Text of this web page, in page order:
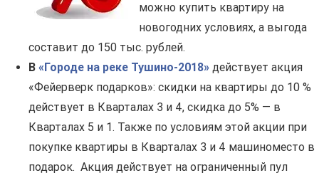
можно купить квартиру на
новогодних условиях, а выгода
составит до 150 тыс. рублей.
В «Городе на реке Тушино-2018» действует акция
«Фейерверк подарков»: скидки на квартиры до 10 %
действует в Кварталах 3 и 4, скидка до 5% — в
Кварталах 5 и 1. Также по условиям этой акции при
покупке квартиры в Кварталах 3 и 4 машиноместо в
подарок. Акция действует на ограниченный пул